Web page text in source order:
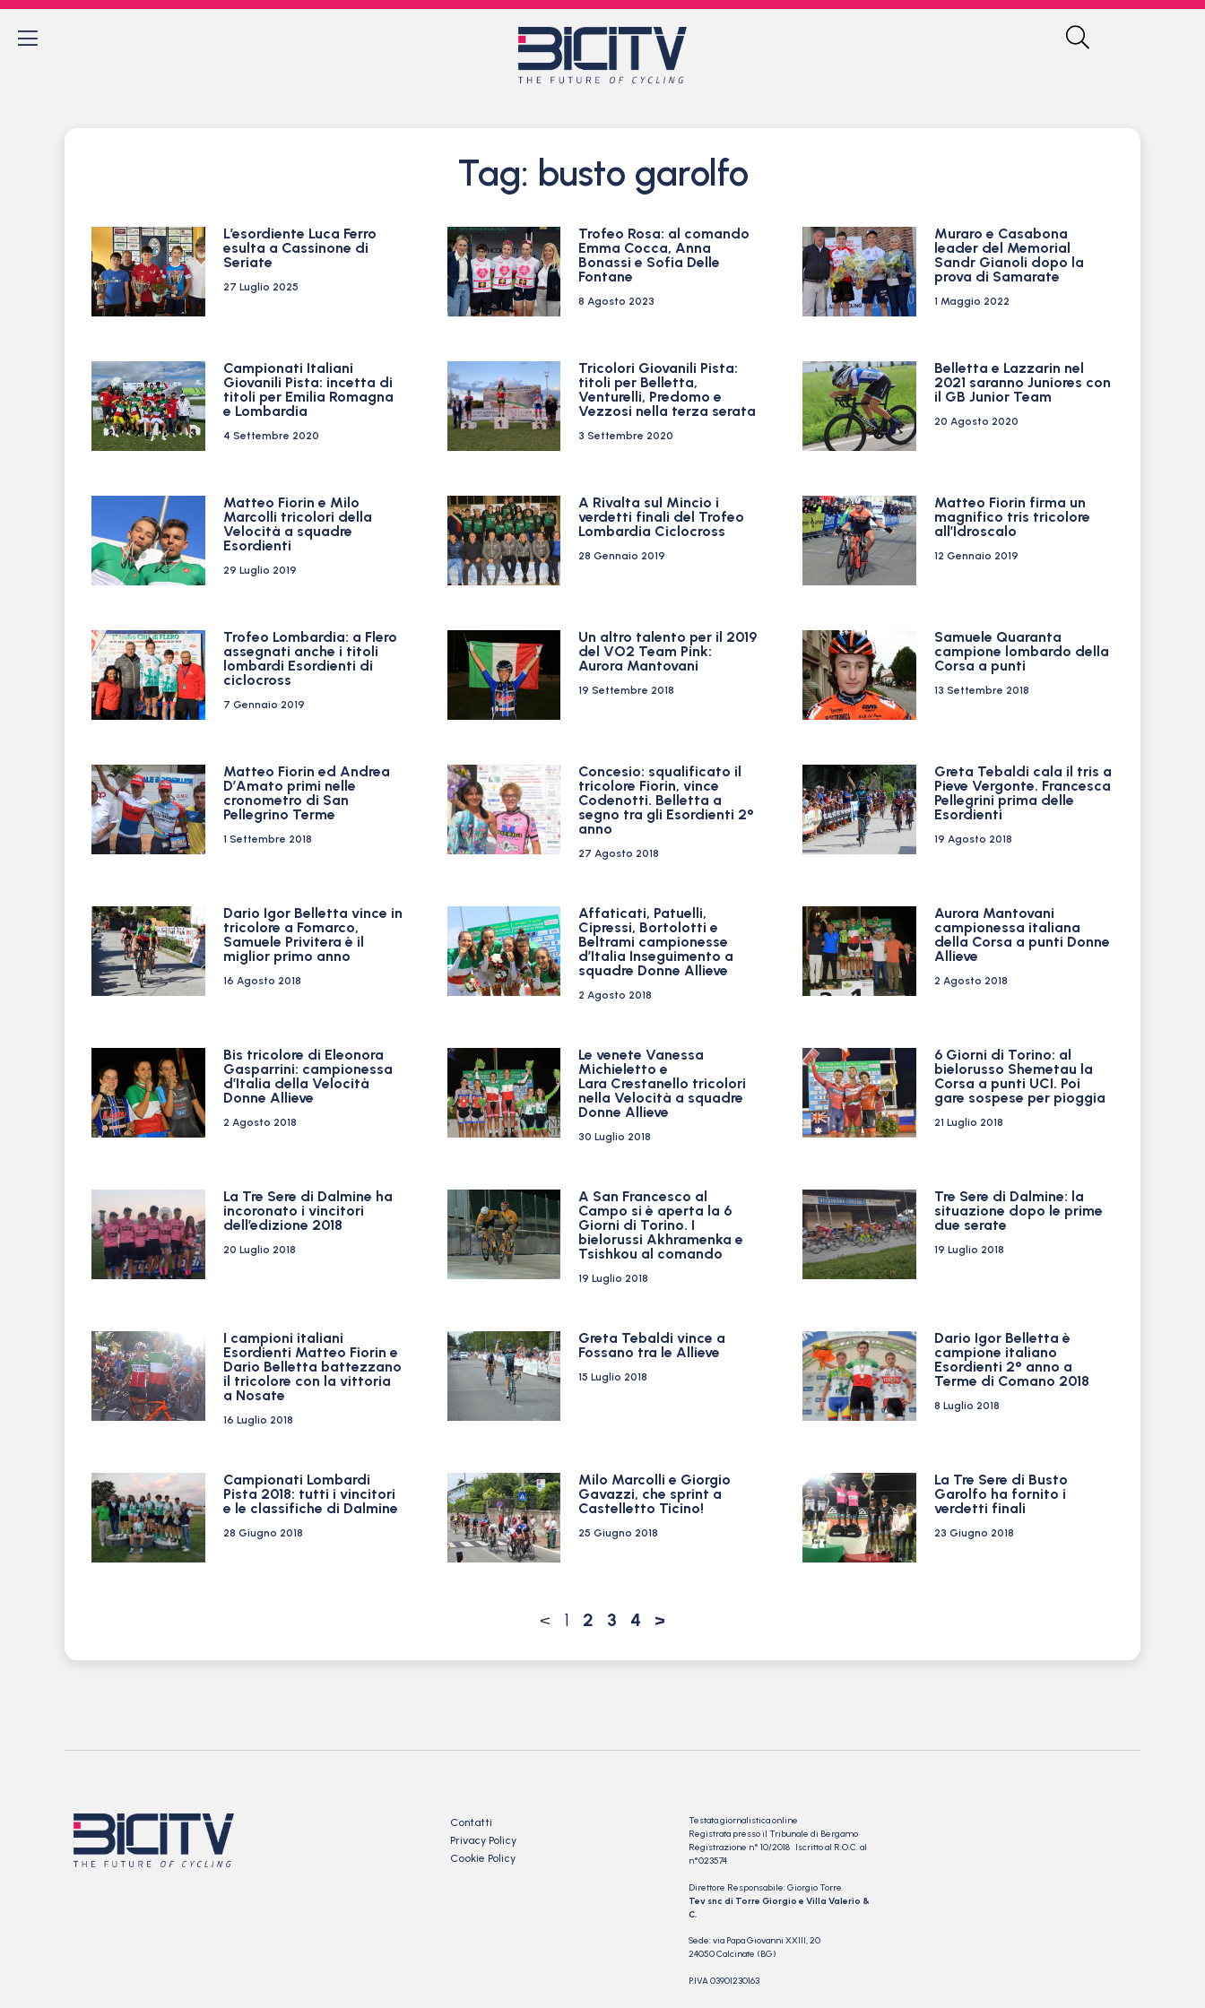
Tag: busto garolfo
L’esordiente Luca Ferro
esulta a Cassinone di
Seriate
27 Luglio 2025
Trofeo Rosa: al comando
Emma Cocca, Anna
Bonassi e Sofia Delle
Fontane
8 Agosto 2023
Muraro e Casabona
leader del Memorial
Sandr Gianoli dopo la
prova di Samarate
1 Maggio 2022
Campionati Italiani
Giovanili Pista: incetta di
titoli per Emilia Romagna
e Lombardia
4 Settembre 2020
Tricolori Giovanili Pista:
titoli per Belletta,
Venturelli, Predomo e
Vezzosi nella terza serata
3 Settembre 2020
Belletta e Lazzarin nel
2021 saranno Juniores con
il GB Junior Team
20 Agosto 2020
Matteo Fiorin e Milo
Marcolli tricolori della
Velocità a squadre
Esordienti
29 Luglio 2019
A Rivalta sul Mincio i
verdetti finali del Trofeo
Lombardia Ciclocross
28 Gennaio 2019
Matteo Fiorin firma un
magnifico tris tricolore
all’Idroscalo
12 Gennaio 2019
Trofeo Lombardia: a Flero
assegnati anche i titoli
lombardi Esordienti di
ciclocross
7 Gennaio 2019
Un altro talento per il 2019
del VO2 Team Pink:
Aurora Mantovani
19 Settembre 2018
Samuele Quaranta
campione lombardo della
Corsa a punti
13 Settembre 2018
Matteo Fiorin ed Andrea
D’Amato primi nelle
cronometro di San
Pellegrino Terme
1 Settembre 2018
Concesio: squalificato il
tricolore Fiorin, vince
Codenotti. Belletta a
segno tra gli Esordienti 2°
anno
27 Agosto 2018
Greta Tebaldi cala il tris a
Pieve Vergonte. Francesca
Pellegrini prima delle
Esordienti
19 Agosto 2018
Dario Igor Belletta vince in
tricolore a Fomarco,
Samuele Privitera è il
miglior primo anno
16 Agosto 2018
Affaticati, Patuelli,
Cipressi, Bortolotti e
Beltrami campionesse
d’Italia Inseguimento a
squadre Donne Allieve
2 Agosto 2018
Aurora Mantovani
campionessa italiana
della Corsa a punti Donne
Allieve
2 Agosto 2018
Bis tricolore di Eleonora
Gasparrini: campionessa
d’Italia della Velocità
Donne Allieve
2 Agosto 2018
Le venete Vanessa
Michieletto e
Lara Crestanello tricolori
nella Velocità a squadre
Donne Allieve
30 Luglio 2018
6 Giorni di Torino: al
bielorusso Shemetau la
Corsa a punti UCI. Poi
gare sospese per pioggia
21 Luglio 2018
La Tre Sere di Dalmine ha
incoronato i vincitori
dell’edizione 2018
20 Luglio 2018
A San Francesco al
Campo si è aperta la 6
Giorni di Torino. I
bielorussi Akhramenka e
Tsishkou al comando
19 Luglio 2018
Tre Sere di Dalmine: la
situazione dopo le prime
due serate
19 Luglio 2018
I campioni italiani
Esordienti Matteo Fiorin e
Dario Belletta battezzano
il tricolore con la vittoria
a Nosate
16 Luglio 2018
Greta Tebaldi vince a
Fossano tra le Allieve
15 Luglio 2018
Dario Igor Belletta è
campione italiano
Esordienti 2° anno a
Terme di Comano 2018
8 Luglio 2018
Campionati Lombardi
Pista 2018: tutti i vincitori
e le classifiche di Dalmine
28 Giugno 2018
Milo Marcolli e Giorgio
Gavazzi, che sprint a
Castelletto Ticino!
25 Giugno 2018
La Tre Sere di Busto
Garolfo ha fornito i
verdetti finali
23 Giugno 2018
< 1 2 3 4 >
Contatti
Privacy Policy
Cookie Policy
Testata giornalistica online
Registrata presso il Tribunale di Bergamo
Registrazione n° 10/2018 Iscritto al R.O.C. al
n°023574
Direttore Responsabile: Giorgio Torre
Tev snc di Torre Giorgio e Villa Valerio &
C.
Sede: via Papa Giovanni XXIII, 20
24050 Calcinate (BG)
P.IVA 03901230163